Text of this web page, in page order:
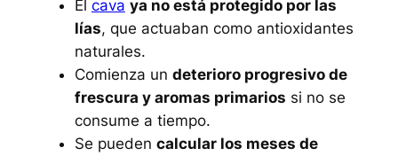
El cava ya no está protegido por las
lías, que actuaban como antioxidantes
naturales.
Comienza un deterioro progresivo de
frescura y aromas primarios si no se
consume a tiempo.
Se pueden calcular los meses de